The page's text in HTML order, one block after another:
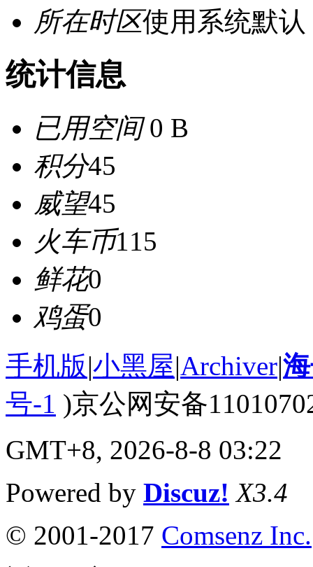
所在时区使用系统默认
统计信息
已用空间0 B
积分45
威望45
火车币115
鲜花0
鸡蛋0
手机版|小黑屋|Archiver|
号-1 )京公网安备
GMT+8, 2026-8-8 03:22
Powered by Discuz! X3.4
© 2001-2017 Comsenz Inc.